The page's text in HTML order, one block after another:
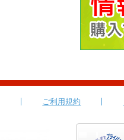
ご利用規約